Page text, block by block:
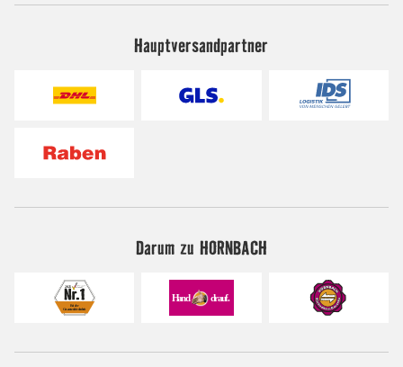
Hauptversandpartner
Darum zu HORNBACH